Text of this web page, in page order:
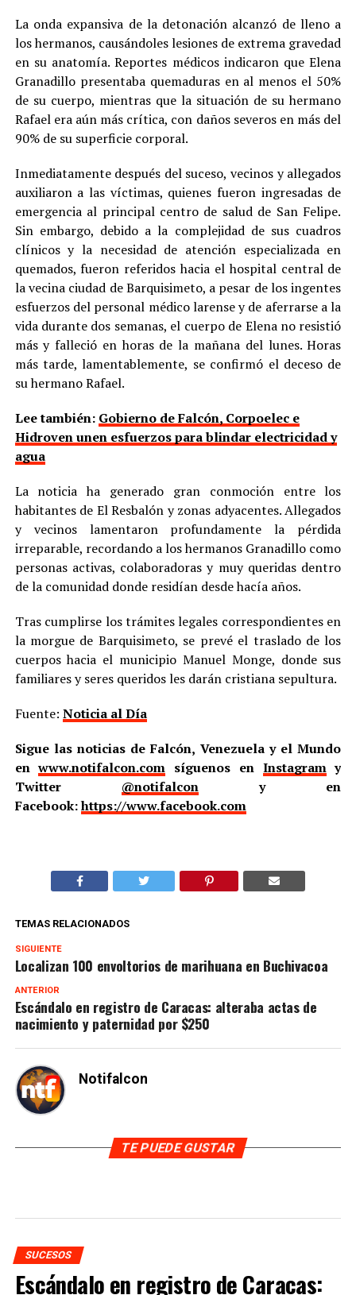
La onda expansiva de la detonación alcanzó de lleno a
los hermanos, causándoles lesiones de extrema gravedad
en su anatomía. Reportes médicos indicaron que Elena
Granadillo presentaba quemaduras en al menos el 50%
de su cuerpo, mientras que la situación de su hermano
Rafael era aún más crítica, con daños severos en más del
90% de su superficie corporal.
Inmediatamente después del suceso, vecinos y allegados
auxiliaron a las víctimas, quienes fueron ingresadas de
emergencia al principal centro de salud de San Felipe.
Sin embargo, debido a la complejidad de sus cuadros
clínicos y la necesidad de atención especializada en
quemados, fueron referidos hacia el hospital central de
la vecina ciudad de Barquisimeto, a pesar de los ingentes
esfuerzos del personal médico larense y de aferrarse a la
vida durante dos semanas, el cuerpo de Elena no resistió
más y falleció en horas de la mañana del lunes. Horas
más tarde, lamentablemente, se confirmó el deceso de
su hermano Rafael.
Lee también: Gobierno de Falcón, Corpoelec e
Hidroven unen esfuerzos para blindar electricidad y
agua
La noticia ha generado gran conmoción entre los
habitantes de El Resbalón y zonas adyacentes. Allegados
y vecinos lamentaron profundamente la pérdida
irreparable, recordando a los hermanos Granadillo como
personas activas, colaboradoras y muy queridas dentro
de la comunidad donde residían desde hacía años.
Tras cumplirse los trámites legales correspondientes en
la morgue de Barquisimeto, se prevé el traslado de los
cuerpos hacia el municipio Manuel Monge, donde sus
familiares y seres queridos les darán cristiana sepultura.
Fuente: Noticia al Día
Sigue las noticias de Falcón, Venezuela y el Mundo
enwww.notifalcon.com síguenos en Instagramy
Twitter @notifalcony en
Facebook:https://www.facebook.com
TEMAS RELACIONADOS
SIGUIENTE
Localizan 100 envoltorios de marihuana en Buchivacoa
ANTERIOR
Escándalo en registro de Caracas: alteraba actas de
nacimiento y paternidad por $250
Notifalcon
TE PUEDE GUSTAR
SUCESOS
Escándalo en registro de Caracas: